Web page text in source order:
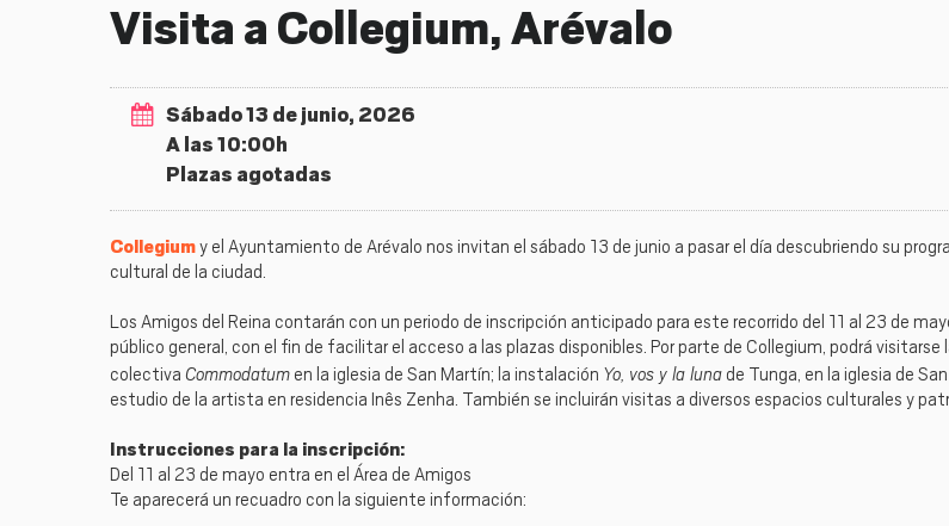
Visita a Collegium, Arévalo
Sábado 13 de junio, 2026
A las 10:00h
Plazas agotadas
Collegiumy el Ayuntamiento de Arévalo nos invitan el sábado 13 de junio a pasar el día descubriendo su
cultural de la ciudad.
Los Amigos del Reina contarán con un periodo de inscripción anticipado para este recorrido del 11 al 23 de
público general, con el fin de facilitar el acceso a las plazas disponibles. Por parte de Collegium, podrá visitarse
colectiva Commodatum en la iglesia de San Martín; la instalación Yo, vos y la luna de Tunga, en la iglesia de
estudio de la artista en residencia Inês Zenha. También se incluirán visitas a diversos espacios culturales y
Instrucciones para la inscripción:
Del 11 al 23 de mayo entra en el Área de Amigos
Te aparecerá un recuadro con la siguiente información: